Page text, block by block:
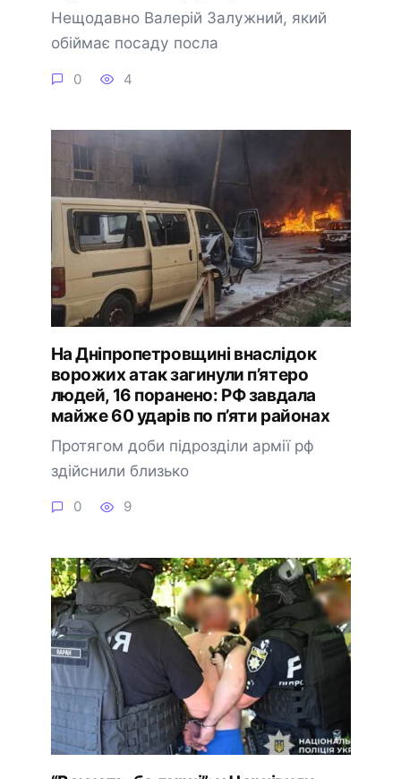
Нещодавно Валерій Залужний, який
обіймає посаду посла
0 4
На Дніпропетровщині внаслідок
ворожих атак загинули п’ятеро
людей, 16 поранено: РФ завдала
майже 60 ударів по п’яти районах
Протягом доби підрозділи армії рф
здійснили близько
0 9